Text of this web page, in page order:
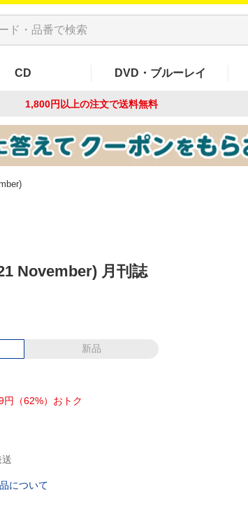
CD DVD・ブルーレイ
1,800円以上の注文で送料無料
November) 月刊誌
新品
円（62%）おトク
について